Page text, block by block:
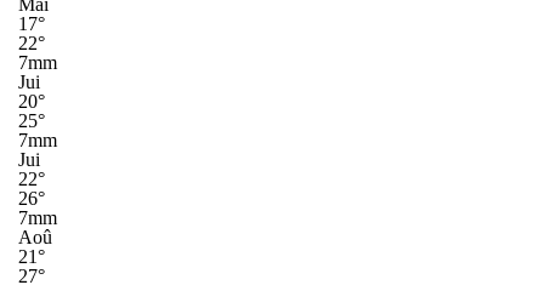
17°
22°
7mm
Jui
20°
25°
7mm
Jui
22°
26°
7mm
Aoû
21°
27°